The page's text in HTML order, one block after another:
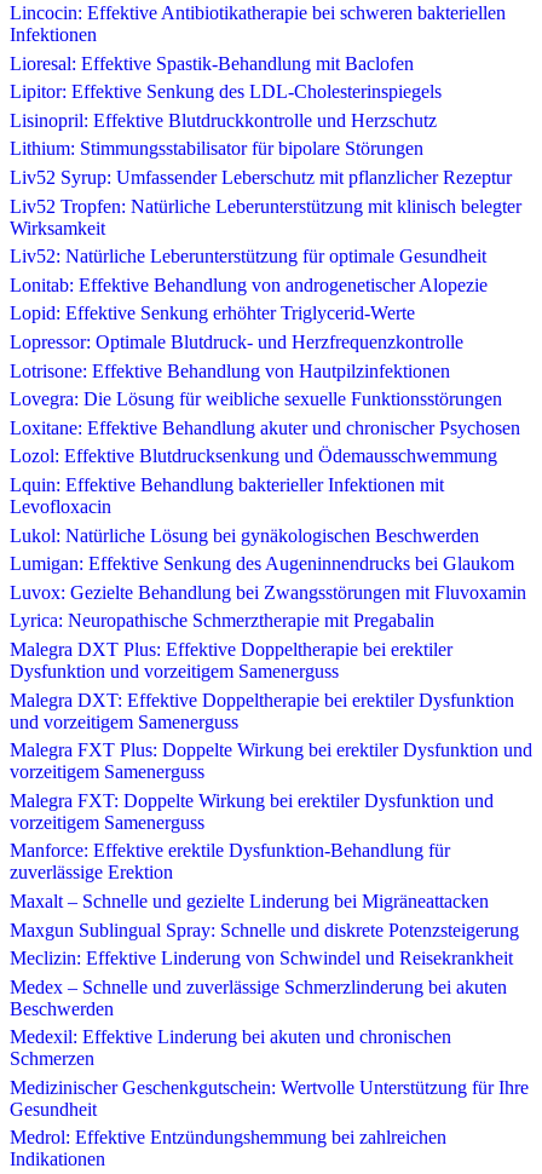
Lincocin: Effektive Antibiotikatherapie bei schweren bakteriellen
Infektionen
Lioresal: Effektive Spastik-Behandlung mit Baclofen
Lipitor: Effektive Senkung des LDL-Cholesterinspiegels
Lisinopril: Effektive Blutdruckkontrolle und Herzschutz
Lithium: Stimmungsstabilisator für bipolare Störungen
Liv52 Syrup: Umfassender Leberschutz mit pflanzlicher Rezeptur
Liv52 Tropfen: Natürliche Leberunterstützung mit klinisch belegter
Wirksamkeit
Liv52: Natürliche Leberunterstützung für optimale Gesundheit
Lonitab: Effektive Behandlung von androgenetischer Alopezie
Lopid: Effektive Senkung erhöhter Triglycerid-Werte
Lopressor: Optimale Blutdruck- und Herzfrequenzkontrolle
Lotrisone: Effektive Behandlung von Hautpilzinfektionen
Lovegra: Die Lösung für weibliche sexuelle Funktionsstörungen
Loxitane: Effektive Behandlung akuter und chronischer Psychosen
Lozol: Effektive Blutdrucksenkung und Ödemausschwemmung
Lquin: Effektive Behandlung bakterieller Infektionen mit
Levofloxacin
Lukol: Natürliche Lösung bei gynäkologischen Beschwerden
Lumigan: Effektive Senkung des Augeninnendrucks bei Glaukom
Luvox: Gezielte Behandlung bei Zwangsstörungen mit Fluvoxamin
Lyrica: Neuropathische Schmerztherapie mit Pregabalin
Malegra DXT Plus: Effektive Doppeltherapie bei erektiler
Dysfunktion und vorzeitigem Samenerguss
Malegra DXT: Effektive Doppeltherapie bei erektiler Dysfunktion
und vorzeitigem Samenerguss
Malegra FXT Plus: Doppelte Wirkung bei erektiler Dysfunktion und
vorzeitigem Samenerguss
Malegra FXT: Doppelte Wirkung bei erektiler Dysfunktion und
vorzeitigem Samenerguss
Manforce: Effektive erektile Dysfunktion-Behandlung für
zuverlässige Erektion
Maxalt – Schnelle und gezielte Linderung bei Migräneattacken
Maxgun Sublingual Spray: Schnelle und diskrete Potenzsteigerung
Meclizin: Effektive Linderung von Schwindel und Reisekrankheit
Medex – Schnelle und zuverlässige Schmerzlinderung bei akuten
Beschwerden
Medexil: Effektive Linderung bei akuten und chronischen
Schmerzen
Medizinischer Geschenkgutschein: Wertvolle Unterstützung für Ihre
Gesundheit
Medrol: Effektive Entzündungshemmung bei zahlreichen
Indikationen